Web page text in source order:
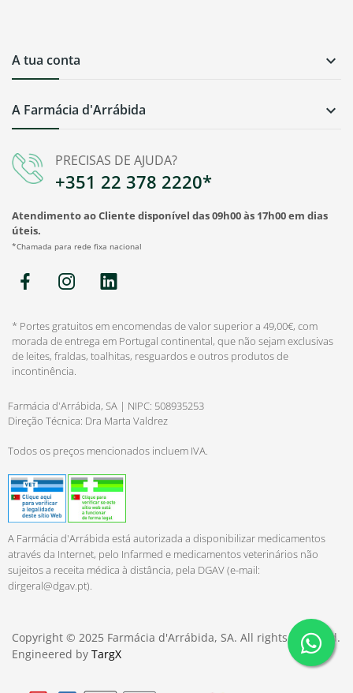
PRECISAS DE AJUDA?
+351 22 378 2220*
Atendimento ao Cliente disponível das 09h00 às 17h00 em dias
úteis.
*Chamada para rede fixa nacional
A Farmácia d'Arrábida 
A tua conta 
* Portes gratuitos em encomendas de valor superior a 49,00€, com
morada de entrega em Portugal continental, que não sejam exclusivas
de leites, fraldas, toalhitas, resguardos e outros produtos de
incontinência.
Farmácia d'Arrábida, SA | NIPC: 508935253
Direção Técnica: Dra Marta Valdrez
Todos os preços mencionados incluem IVA.
A Farmácia d'Arrábida está autorizada a disponibilizar medicamentos
através da Internet, pelo Infarmed e medicamentos veterinários não
sujeitos a receita médica à distância, pela DGAV (e-mail:
dirgeral@dgav.pt).
Copyright © 2025 Farmácia d'Arrábida, SA. All rights reserved.
Engineered by TargX